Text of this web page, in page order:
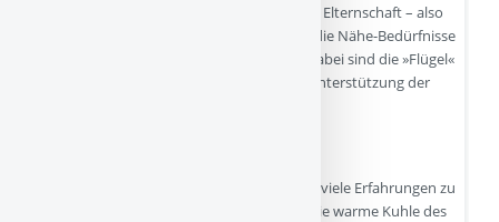
gelegt, gerade in der bedürfnisorientierten Elternschaft – also
auf Bindung, achtsame Beziehungen und die Nähe-Bedürfnisse
der Kinder. Das war gut, aber ich glaube, dabei sind die »Flügel«
zu kurz gekommen. Damit meine ich die Unterstützung der
Ein Kind hat im Lauf seiner Entwicklung so viele Erfahrungen zu
sammeln und Lernschritte zu tun! Es will die warme Kuhle des